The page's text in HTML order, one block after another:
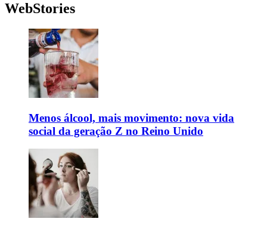
WebStories
Menos álcool, mais movimento: nova vida
social da geração Z no Reino Unido